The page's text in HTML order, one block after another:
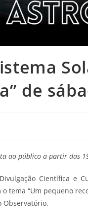
de
ao público a partir das
Científica e
tema “Um pequeno
Observatório.